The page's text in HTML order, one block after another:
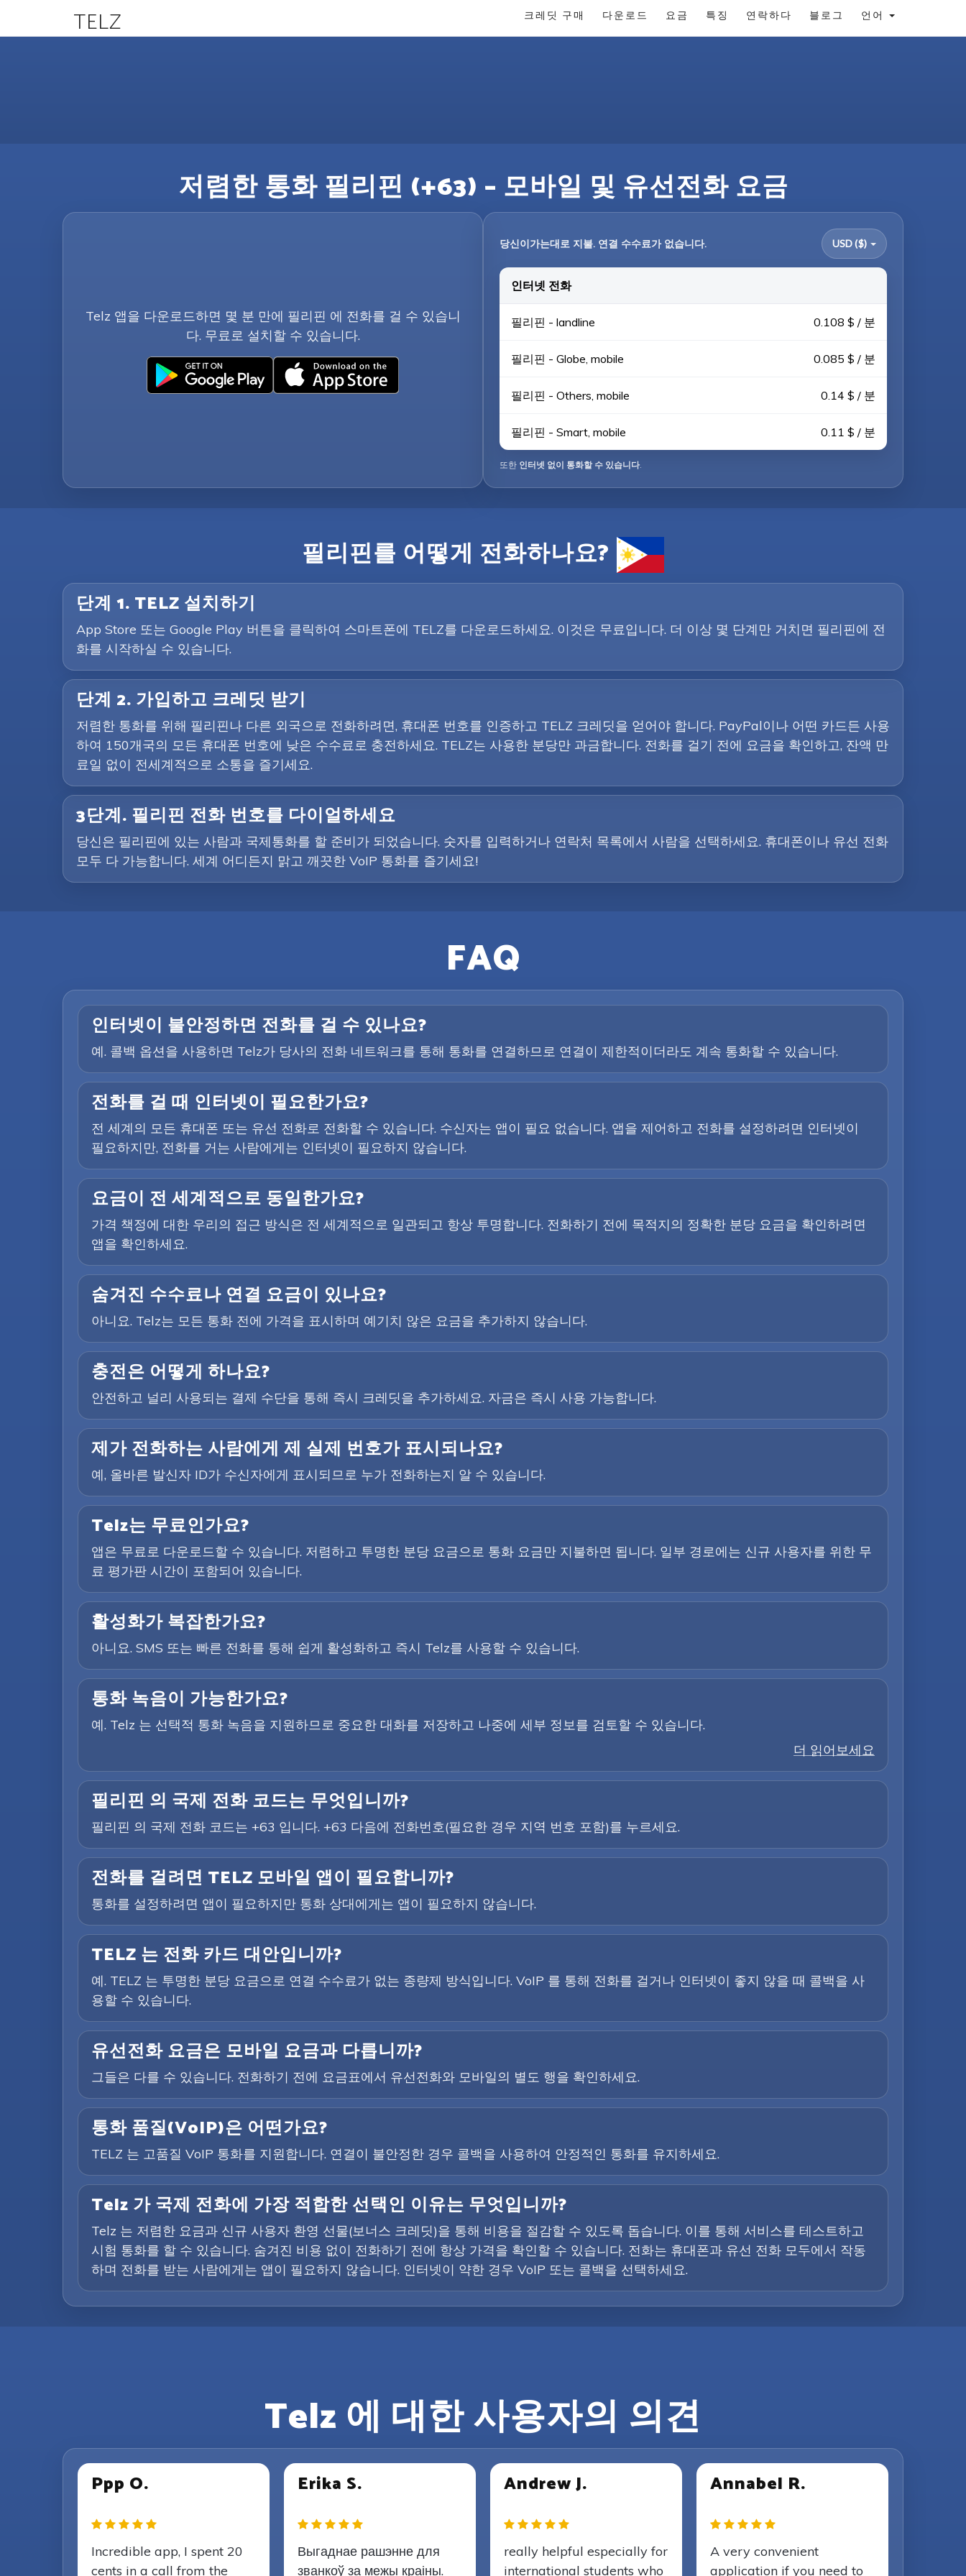
TELZ 크레딧 구매 다운로드 요금 특징 연락하다 블로그 언어
저렴한 통화 필리핀 (+63) – 모바일 및 유선전화 요금
Telz 앱을 다운로드하면 몇 분 만에 필리핀 에 전화를 걸 수 있습니
다. 무료로 설치할 수 있습니다.
당신이가는대로 지불. 연결 수수료가 없습니다. USD ($)
인터넷 전화
필리핀 - landline 0.108 $ / 분
필리핀 - Globe, mobile 0.085 $ / 분
필리핀 - Others, mobile 0.14 $ / 분
필리핀 - Smart, mobile 0.11 $ / 분
또한 인터넷 없이 통화할 수 있습니다.
필리핀를 어떻게 전화하나요?
단계 1. TELZ 설치하기
App Store 또는 Google Play 버튼을 클릭하여 스마트폰에 TELZ를 다운로드하세요. 이것은 무료입니다. 더 이상 몇 단계만 거치면 필리핀에 전
화를 시작하실 수 있습니다.
단계 2. 가입하고 크레딧 받기
저렴한 통화를 위해 필리핀나 다른 외국으로 전화하려면, 휴대폰 번호를 인증하고 TELZ 크레딧을 얻어야 합니다. PayPal이나 어떤 카드든 사용
하여 150개국의 모든 휴대폰 번호에 낮은 수수료로 충전하세요. TELZ는 사용한 분당만 과금합니다. 전화를 걸기 전에 요금을 확인하고, 잔액 만
료일 없이 전세계적으로 소통을 즐기세요.
3단계. 필리핀 전화 번호를 다이얼하세요
당신은 필리핀에 있는 사람과 국제통화를 할 준비가 되었습니다. 숫자를 입력하거나 연락처 목록에서 사람을 선택하세요. 휴대폰이나 유선 전화
모두 다 가능합니다. 세계 어디든지 맑고 깨끗한 VoIP 통화를 즐기세요!
FAQ
인터넷이 불안정하면 전화를 걸 수 있나요?
예. 콜백 옵션을 사용하면 Telz가 당사의 전화 네트워크를 통해 통화를 연결하므로 연결이 제한적이더라도 계속 통화할 수 있습니다.
전화를 걸 때 인터넷이 필요한가요?
전 세계의 모든 휴대폰 또는 유선 전화로 전화할 수 있습니다. 수신자는 앱이 필요 없습니다. 앱을 제어하고 전화를 설정하려면 인터넷이
필요하지만, 전화를 거는 사람에게는 인터넷이 필요하지 않습니다.
요금이 전 세계적으로 동일한가요?
가격 책정에 대한 우리의 접근 방식은 전 세계적으로 일관되고 항상 투명합니다. 전화하기 전에 목적지의 정확한 분당 요금을 확인하려면
앱을 확인하세요.
숨겨진 수수료나 연결 요금이 있나요?
아니요. Telz는 모든 통화 전에 가격을 표시하며 예기치 않은 요금을 추가하지 않습니다.
충전은 어떻게 하나요?
안전하고 널리 사용되는 결제 수단을 통해 즉시 크레딧을 추가하세요. 자금은 즉시 사용 가능합니다.
제가 전화하는 사람에게 제 실제 번호가 표시되나요?
예, 올바른 발신자 ID가 수신자에게 표시되므로 누가 전화하는지 알 수 있습니다.
Telz는 무료인가요?
앱은 무료로 다운로드할 수 있습니다. 저렴하고 투명한 분당 요금으로 통화 요금만 지불하면 됩니다. 일부 경로에는 신규 사용자를 위한 무
료 평가판 시간이 포함되어 있습니다.
활성화가 복잡한가요?
아니요. SMS 또는 빠른 전화를 통해 쉽게 활성화하고 즉시 Telz를 사용할 수 있습니다.
통화 녹음이 가능한가요?
예. Telz 는 선택적 통화 녹음을 지원하므로 중요한 대화를 저장하고 나중에 세부 정보를 검토할 수 있습니다.
더 읽어보세요
필리핀 의 국제 전화 코드는 무엇입니까?
필리핀 의 국제 전화 코드는 +63 입니다. +63 다음에 전화번호(필요한 경우 지역 번호 포함)를 누르세요.
전화를 걸려면 TELZ 모바일 앱이 필요합니까?
통화를 설정하려면 앱이 필요하지만 통화 상대에게는 앱이 필요하지 않습니다.
TELZ 는 전화 카드 대안입니까?
예. TELZ 는 투명한 분당 요금으로 연결 수수료가 없는 종량제 방식입니다. VoIP 를 통해 전화를 걸거나 인터넷이 좋지 않을 때 콜백을 사
용할 수 있습니다.
유선전화 요금은 모바일 요금과 다릅니까?
그들은 다를 수 있습니다. 전화하기 전에 요금표에서 유선전화와 모바일의 별도 행을 확인하세요.
통화 품질(VoIP)은 어떤가요?
TELZ 는 고품질 VoIP 통화를 지원합니다. 연결이 불안정한 경우 콜백을 사용하여 안정적인 통화를 유지하세요.
Telz 가 국제 전화에 가장 적합한 선택인 이유는 무엇입니까?
Telz 는 저렴한 요금과 신규 사용자 환영 선물(보너스 크레딧)을 통해 비용을 절감할 수 있도록 돕습니다. 이를 통해 서비스를 테스트하고
시험 통화를 할 수 있습니다. 숨겨진 비용 없이 전화하기 전에 항상 가격을 확인할 수 있습니다. 전화는 휴대폰과 유선 전화 모두에서 작동
하며 전화를 받는 사람에게는 앱이 필요하지 않습니다. 인터넷이 약한 경우 VoIP 또는 콜백을 선택하세요.
Telz 에 대한 사용자의 의견
Ppp O.
Incredible app, I spent 20
cents in a call from the
Erika S.
Выгаднае рашэнне для
званкоў за межы краіны.
Andrew J.
really helpful especially for
international students who
Annabel R.
A very convenient
application if you need to